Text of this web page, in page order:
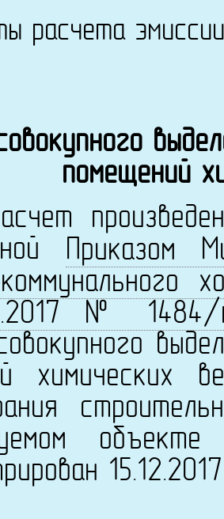
расчета
помещений
произведен
Приказом
№ 1484/
химических
объекте